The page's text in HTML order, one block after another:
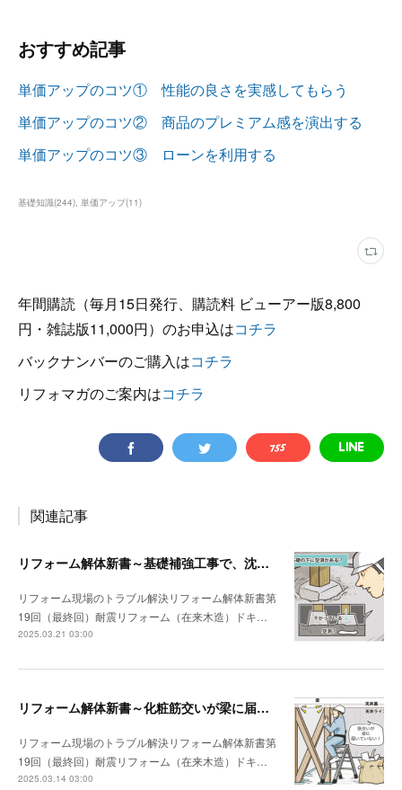
おすすめ記事
単価アップのコツ① 性能の良さを実感してもらう
単価アップのコツ② 商品のプレミアム感を演出する
単価アップのコツ③ ローンを利用する
基礎知識(244) 単価アップ(11)
年間購読（毎月15日発行、購読料 ビューアー版8,800
円・雑誌版11,000円）のお申込はコチラ
バックナンバーのご購入はコチラ
リフォマガのご案内はコチラ
関連記事
リフォーム解体新書～基礎補強工事で、沈んでいる独立基礎を発見
リフォーム現場のトラブル解決リフォーム解体新書第
19回（最終回）耐震リフォーム（在来木造）ドキ…
2025.03.21 03:00
リフォーム解体新書～化粧筋交いが梁に届いていなかった
リフォーム現場のトラブル解決リフォーム解体新書第
19回（最終回）耐震リフォーム（在来木造）ドキ…
2025.03.14 03:00